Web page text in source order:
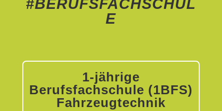
#BERUFSFACHSCHUL
E
1-jährige
Berufsfachschule (1BFS)
Fahrzeugtechnik